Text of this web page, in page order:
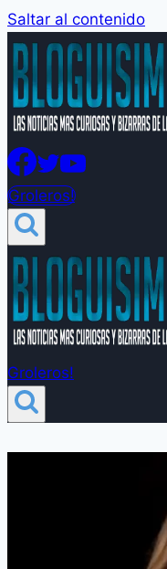
Saltar al contenido
Groleros!
Groleros!